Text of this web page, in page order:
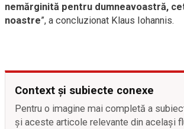
nemărginită pentru dumneavoastră,
noastre”, a concluzionat Klaus Iohannis.
Context și subiecte conexe
Pentru o imagine mai completă a
și aceste articole relevante din același